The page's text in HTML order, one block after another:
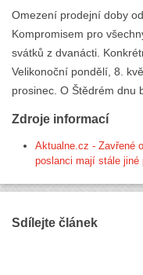
Omezení prodejní doby
Kompromisem pro
svátků z dvanácti.
Velikonoční pondělí, 8.
prosinec. O Štědrém dnu
Zdroje informací
Aktualne.cz - Zavřené
poslanci mají stále jiné
Sdílejte článek